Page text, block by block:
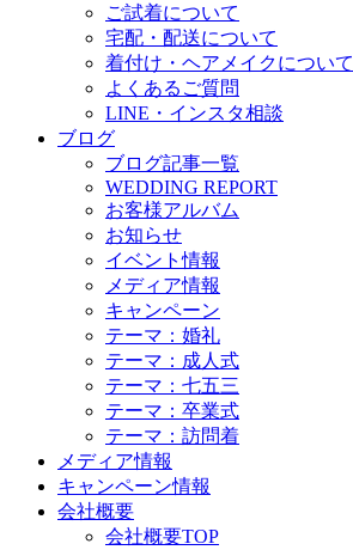
ご試着について
宅配・配送について
着付け・ヘアメイクについて
よくあるご質問
LINE・インスタ相談
ブログ
ブログ記事一覧
WEDDING REPORT
お客様アルバム
お知らせ
イベント情報
メディア情報
キャンペーン
テーマ：婚礼
テーマ：成人式
テーマ：七五三
テーマ：卒業式
テーマ：訪問着
メディア情報
キャンペーン情報
会社概要
会社概要TOP